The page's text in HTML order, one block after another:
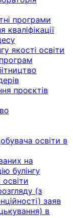
програми
кваліфікації
якості освіти
проєктів
освіти в
на
булінгу
(з
заяв
в